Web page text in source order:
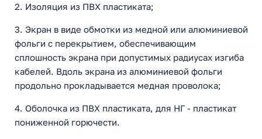
2. Изоляция из ПВХ пластиката;
3. Экран в виде обмотки из медной или алюминиевой
фольги с перекрытием, обеспечивающим
сплошность экрана при допустимых радиусах изгиба
кабелей. Вдоль экрана из алюминиевой фольги
продольно прокладывается медная проволока;
4. Оболочка из ПВХ пластиката, для НГ - пластикат
пониженной горючести.